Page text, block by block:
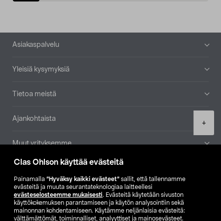
Clas Ohlson käyttää evästeitä
Painamalla ”Hyväksy kaikki evästeet” sallit, että tallennamme
evästeitä ja muuta seurantateknologiaa laitteellesi
evästeselosteemme mukaisesti. Evästeitä käytetään sivuston
käyttökokemuksen parantamiseen ja käytön analysointiin sekä
mainonnan kohdentamiseen. Käytämme neljänlaisia evästeitä:
välttämättömät, toiminnalliset, analyyttiset ja mainosevästeet.
+
Alatunniste
Asiakaspalvelu
Yleisiä kysymyksiä
Tietoa meistä
Ajankohtaista
Muut yrityksemme
Etsi myymälä
SE NO FI
FI SV